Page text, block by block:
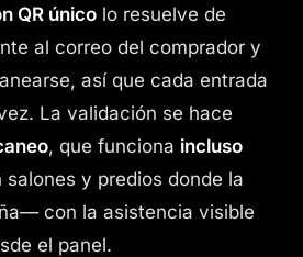
QR único lo resuelve de
al correo del comprador y
así que cada entrada
La validación se hace
, que funciona incluso
y predios donde la
con la asistencia visible
el panel.